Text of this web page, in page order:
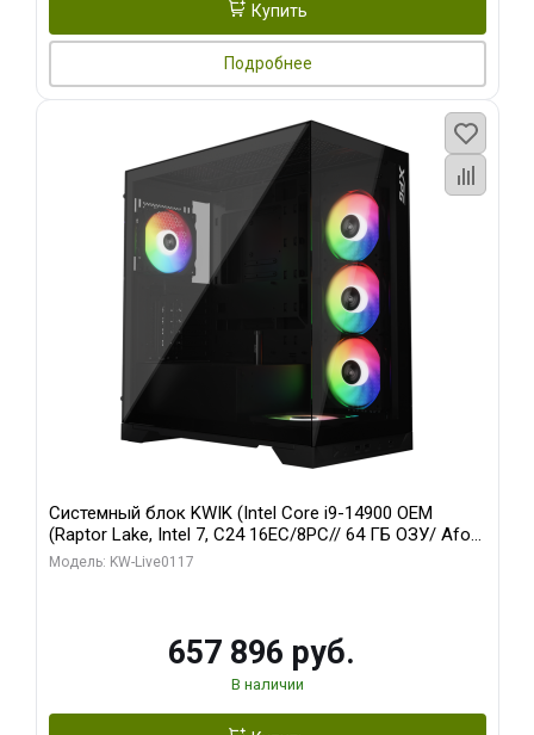
Купить
Подробнее
Системный блок KWIK (Intel Core i9-14900 OEM
(Raptor Lake, Intel 7, C24 16EC/8PC// 64 ГБ ОЗУ/ Afox
RTX4090 24GB GDDR6X 384-Bit 3xDP HDMI ATX Turbo/
Модель: KW-Live0117
657 896 руб.
В наличии